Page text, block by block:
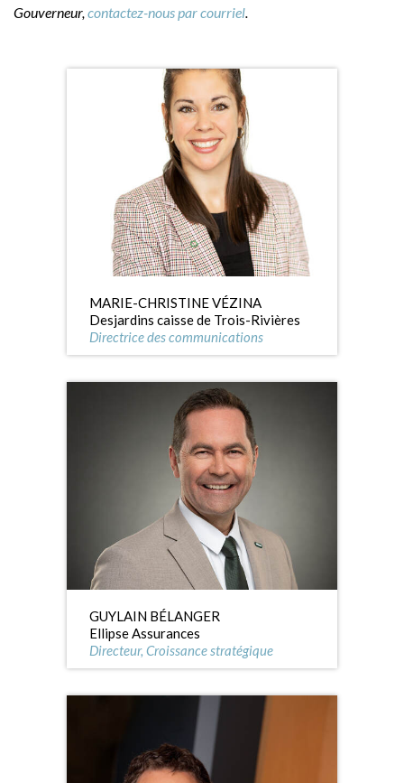
Gouverneur, contactez-nous par courriel
MARIE-CHRISTINE VÉZINA
Desjardins caisse de Trois-Rivières
Directrice des communications
GUYLAIN BÉLANGER
Ellipse Assurances
Directeur, Croissance stratégique